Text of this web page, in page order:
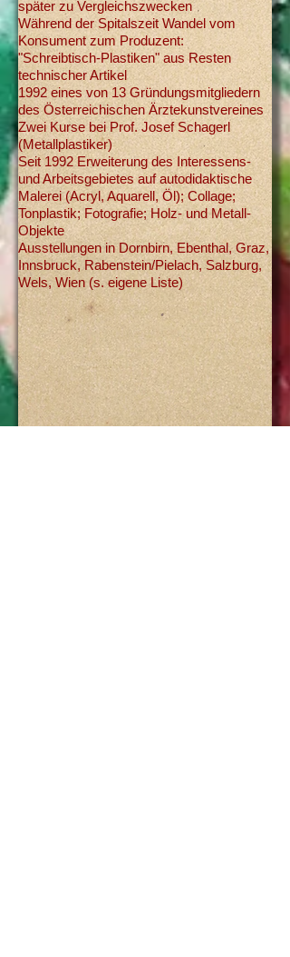
später zu Vergleichszwecken
Während der Spitalszeit Wandel vom
Konsument zum Produzent:
"Schreibtisch-Plastiken" aus Resten
technischer Artikel
1992 eines von 13 Gründungsmitgliedern
des Österreichischen Ärztekunstvereines
Zwei Kurse bei Prof. Josef Schagerl
(Metallplastiker)
Seit 1992 Erweiterung des Interessens-
und Arbeitsgebietes auf autodidaktische
Malerei (Acryl, Aquarell, Öl); Collage;
Tonplastik; Fotografie;Holz- und Metall-
Objekte
Ausstellungen in Dornbirn, Ebenthal, Graz,
Innsbruck, Rabenstein/Pielach, Salzburg,
Wels, Wien (s. eigene Liste)